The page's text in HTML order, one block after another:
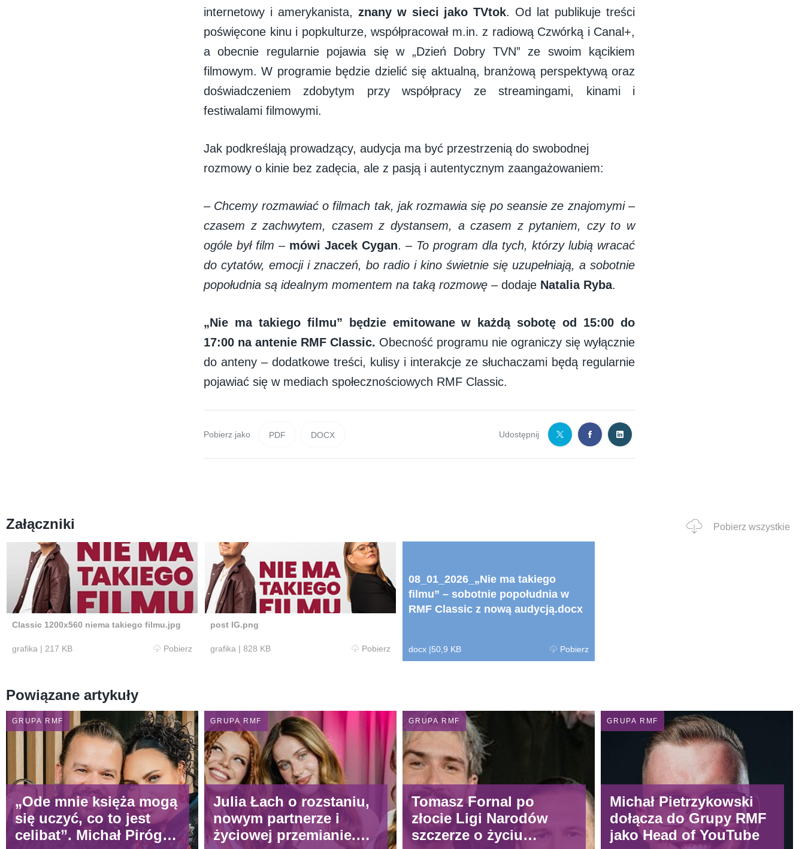
internetowy i amerykanista, znany w sieci jako TVtok. Od lat publikuje treści
poświęcone kinu i popkulturze, współpracował m.in. z radiową Czwórką i Canal+,
a obecnie regularnie pojawia się w „Dzień Dobry TVN” ze swoim kącikiem
filmowym. W programie będzie dzielić się aktualną, branżową perspektywą oraz
doświadczeniem zdobytym przy współpracy ze streamingami, kinami i
festiwalami filmowymi.
Jak podkreślają prowadzący, audycja ma być przestrzenią do swobodnej
rozmowy o kinie bez zadęcia, ale z pasją i autentycznym zaangażowaniem:
– Chcemy rozmawiać o filmach tak, jak rozmawia się po seansie ze znajomymi –
czasem z zachwytem, czasem z dystansem, a czasem z pytaniem, czy to w
ogóle był film – mówi Jacek Cygan. –To program dla tych, którzy lubią wracać
do cytatów, emocji i znaczeń, bo radio i kino świetnie się uzupełniają, a sobotnie
popołudnia są idealnym momentem na taką rozmowę – dodaje Natalia Ryba.
„Nie ma takiego filmu” będzie emitowane w każdą sobotę od 15:00 do
17:00 na antenie RMF Classic. Obecność programu nie ograniczy się wyłącznie
do anteny – dodatkowe treści, kulisy i interakcje ze słuchaczami będą regularnie
pojawiać się w mediach społecznościowych RMF Classic.
Pobierz jako PDF DOCX Udostępnij
Załączniki Pobierz wszystkie
Classic 1200x560 niema takiego filmu.jpg
grafika | 217 KB Pobierz
post IG.png
grafika | 828 KB Pobierz
08_01_2026_„Nie ma takiego
filmu” – sobotnie popołudnia w
RMF Classic z nową audycją.docx
docx |50,9 KB Pobierz
Powiązane artykuły
GRUPA RMF
„Ode mnie księża mogą
się uczyć, co to jest
celibat”. Michał Piróg
GRUPA RMF
Julia Łach o rozstaniu,
nowym partnerze i
życiowej przemianie.
GRUPA RMF
Tomasz Fornal po
złocie Ligi Narodów
szczerze o życiu
GRUPA RMF
Michał Pietrzykowski
dołącza do Grupy RMF
jako Head of YouTube